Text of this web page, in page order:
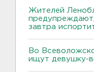
Жителей
завтра
Во
ищут девушку-